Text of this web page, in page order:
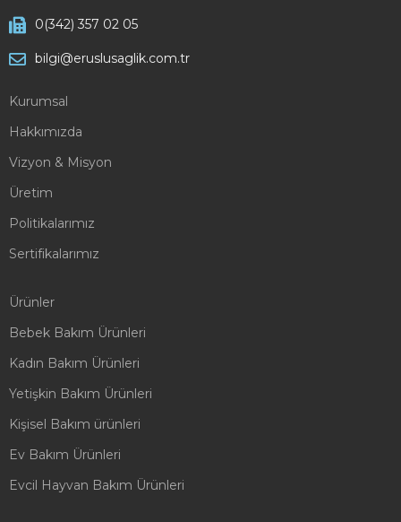
0(342) 357 02 05
bilgi@eruslusaglik.com.tr
Kurumsal
Hakkımızda
Vizyon & Misyon
Üretim
Politikalarımız
Sertifikalarımız
Ürünler
Bebek Bakım Ürünleri
Kadın Bakım Ürünleri
Yetişkin Bakım Ürünleri
Kişisel Bakım ürünleri
Ev Bakım Ürünleri
Evcil Hayvan Bakım Ürünleri